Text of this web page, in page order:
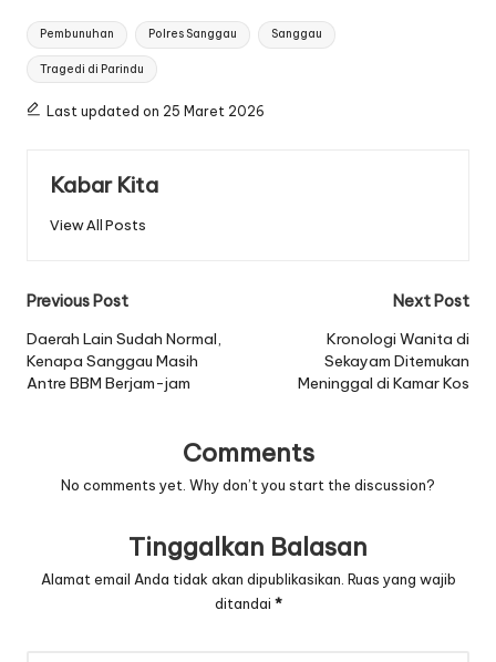
Tags:
Pembunuhan Polres Sanggau Sanggau
Tragedi di Parindu
Last updated on 25 Maret 2026
Kabar Kita
View All Posts
Post
navigation
Previous Post
Daerah Lain Sudah Normal,
Kenapa Sanggau Masih
Antre BBM Berjam-jam
Next Post
Kronologi Wanita di
Sekayam Ditemukan
Meninggal di Kamar Kos
Comments
No comments yet. Why don’t you start the discussion?
Tinggalkan Balasan
Alamat email Anda tidak akan dipublikasikan. Ruas yang wajib
ditandai *